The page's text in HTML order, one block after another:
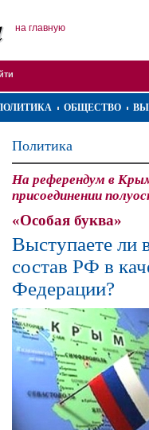
на главную
ОБЩЕСТВО
Политика
На референдум в
присоединении
«Особая буква»
Выступаете ли
состав РФ в
Федерации?